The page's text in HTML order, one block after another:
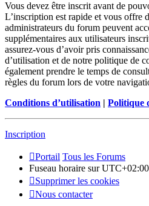
Vous devez être inscrit avant de
L’inscription est rapide et vous offre
administrateurs du forum peuvent
supplémentaires aux utilisateurs
assurez-vous d’avoir pris
d’utilisation et de notre politique de
également prendre le temps de
règles du forum lors de votre
Conditions d’utilisation | Politique
Inscription
Portail Tous les Forums
Fuseau horaire surUTC+02:00
Supprimer les cookies
Nous contacter